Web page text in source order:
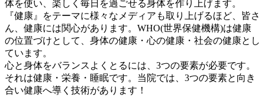
体を使い、楽しく毎日を過ごせる身体を作り上げます。
『健康』をテーマに様々なメディアも取り上げるほど、皆さ
ん、健康には関心があります。WHO(世界保健機構)は健康
の位置づけとして、身体の健康・心の健康・社会の健康とし
ています。
心と身体をバランスよくとるには、3つの要素が必要です。
それは健康・栄養・睡眠です。当院では、3つの要素と向き
合い健康へ導く技術があります！